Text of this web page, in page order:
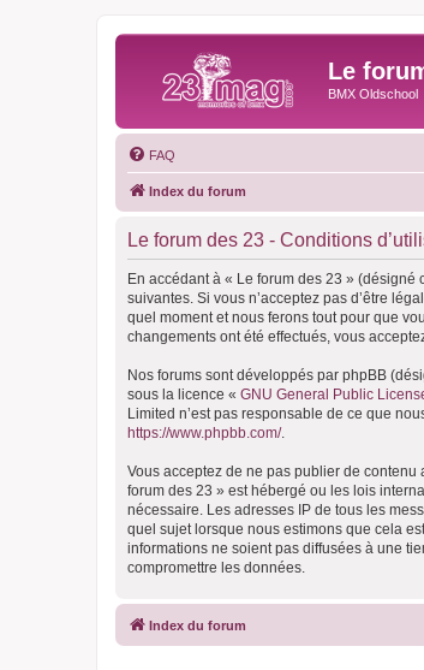
Le
BMX Oldschool
FAQ
Index du forum
Le forum des 23 - Conditions
En accédant à « Le forum des 23 » (désigné
suivantes. Si vous n’acceptez pas d’être
quel moment et nous ferons tout pour que
changements ont été effectués, vous
Nos forums sont développés par phpBB
sous la licence « GNU General Public
Limited n’est pas responsable de ce que
https://www.phpbb.com/.
Vous acceptez de ne pas publier de
forum des 23 » est hébergé ou les lois
nécessaire. Les adresses IP de tous les
quel sujet lorsque nous estimons que cela
informations ne soient pas diffusées à une
compromettre les données.
Index du forum